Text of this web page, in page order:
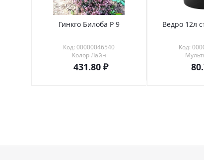
Гинкго Билоба Р 9
Код: 00000046540
Колор Лайн
431.80
Ведро 12л
Код: